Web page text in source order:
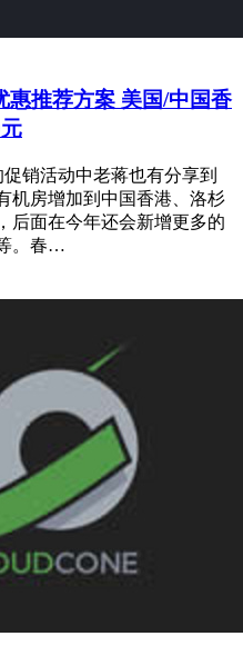
推荐方案 美国/中国香
销活动中老蒋也有分享到
机房增加到中国香港、洛杉
后面在今年还会新增更多的
。春…